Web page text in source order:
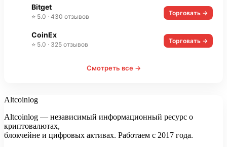
Bitget
⭐ 5.0 · 430 отзывов Торговать →
CoinEx
⭐ 5.0 · 325 отзывов Торговать →
Смотреть все →
Altcoinlog
Altcoinlog — независимый информационный ресурс о
криптовалютах,
блокчейне и цифровых активах. Работаем с 2017 года.